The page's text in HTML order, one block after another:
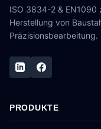
ISO 3834-2 & EN1090
Herstellung von
Präzisionsbearbeitung.
PRODUKTE